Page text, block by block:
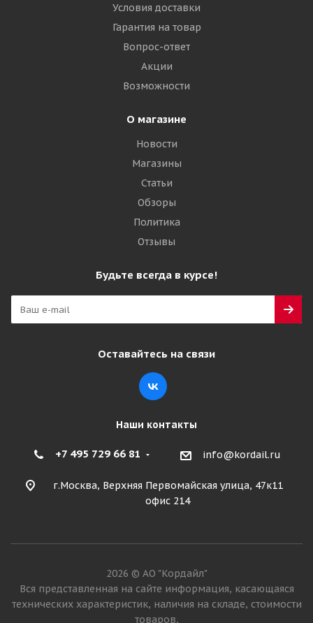
Условия доставки
Гарантия на товар
Вопрос-ответ
Акции
Возможности
О магазине
Новости
Магазины
Статьи
Обзоры
Политика
Отзывы
Будьте всегда в курсе!
Оставайтесь на связи
Наши контакты
+7 495 729 66 81 info@kordail.ru
г.Москва, Верхняя Первомайская улица, 47к11
офис 214
2026 © АО "Кордайл"
Вся представленная на сайте информация, касающаяся
технических характеристик, наличия на складе, стоимости
товаров,